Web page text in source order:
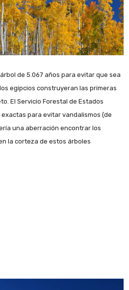
de 5.067 años para evitar que sea
egipcios construyeran las primeras
El Servicio Forestal de Estados
para evitar vandalismos (de
una aberración encontrar los
la corteza de estos árboles